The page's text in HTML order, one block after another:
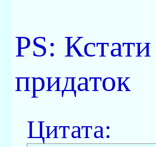
PS:
придаток
Цитата: